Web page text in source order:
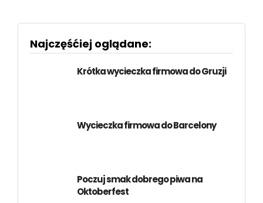
Najczęśćiej oglądane:
Krótka wycieczka firmowa do Gruzji
Wycieczka firmowa do Barcelony
Poczuj smak dobrego piwa na
Oktoberfest